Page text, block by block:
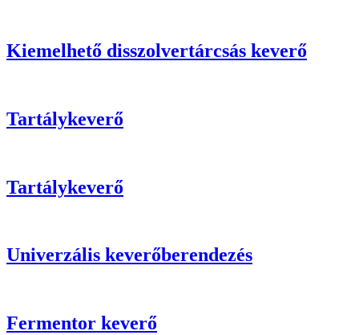
Kiemelhető disszolvertárcsás keverő
Tartálykeverő
Tartálykeverő
Univerzális keverőberendezés
Fermentor keverő